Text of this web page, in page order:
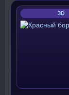
3D